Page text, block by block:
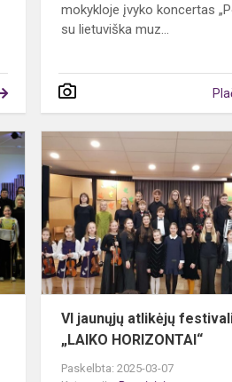
mokykloje įvyko koncertas
su lietuviška muz...
„Skambantys
Šiauliai
2025“
VI jaunųjų atlikėjų
„LAIKO HORIZONTAI“
Paskelbta: 2025-03-07